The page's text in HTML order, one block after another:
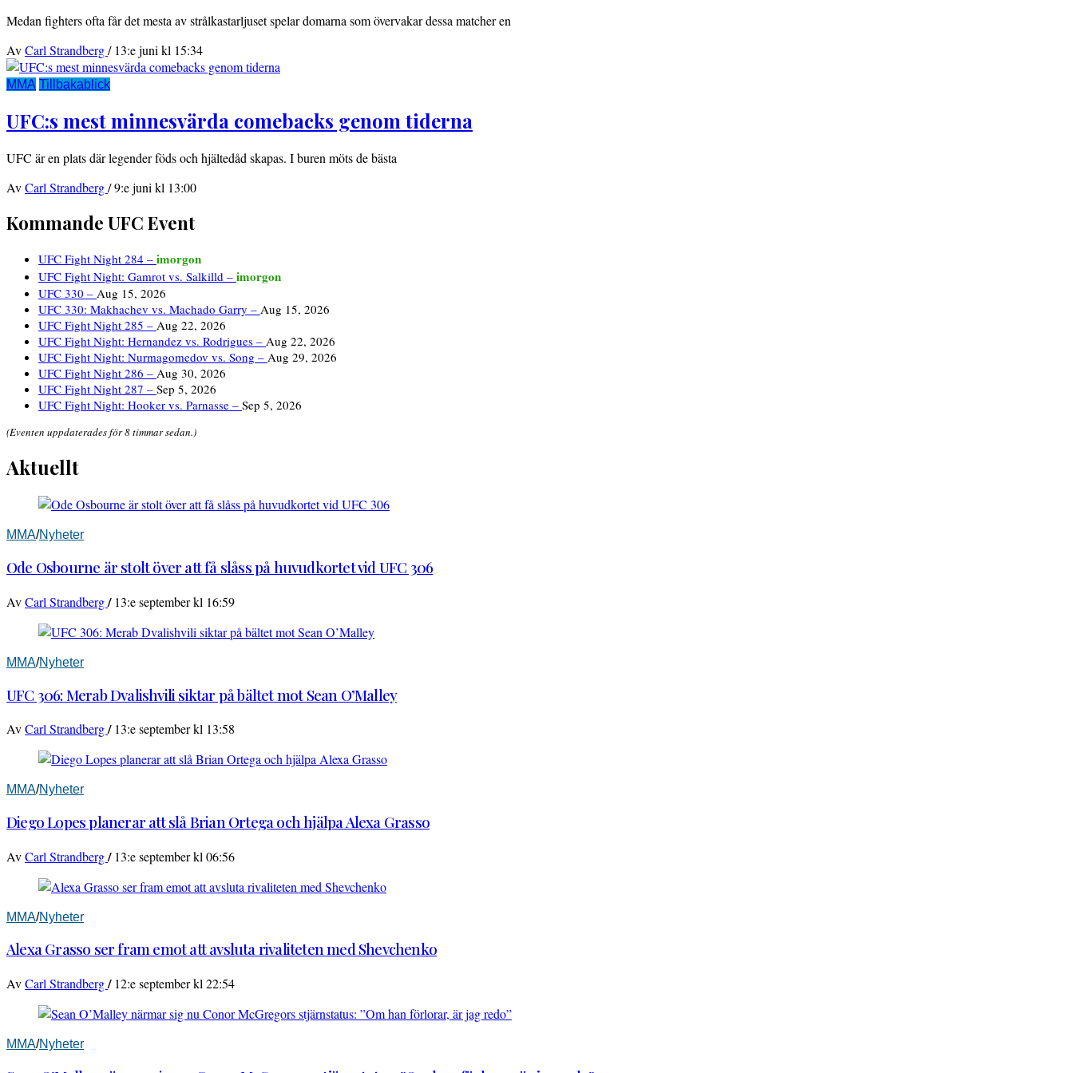
Medan fighters ofta får det mesta av strålkastarljuset spelar domarna som övervakar dessa matcher en
AvCarl Strandberg/ 13:e juni kl 15:34
MMA Tillbakablick
UFC:s mest minnesvärda comebacks genom tiderna
UFC är en plats där legender föds och hjältedåd skapas. I buren möts de bästa
AvCarl Strandberg/9:e juni kl 13:00
Kommande UFC Event
UFC Fight Night 284 – imorgon
UFC Fight Night: Gamrot vs. Salkilld – imorgon
UFC 330 – Aug 15, 2026
UFC 330: Makhachev vs. Machado Garry – Aug 15, 2026
UFC Fight Night 285 – Aug 22, 2026
UFC Fight Night: Hernandez vs. Rodrigues – Aug 22, 2026
UFC Fight Night: Nurmagomedov vs. Song – Aug 29, 2026
UFC Fight Night 286 – Aug 30, 2026
UFC Fight Night 287 – Sep 5, 2026
UFC Fight Night: Hooker vs. Parnasse – Sep 5, 2026
(Eventen uppdaterades för 8 timmar sedan.)
Aktuellt
MMA/Nyheter
Ode Osbourne är stolt över att få slåss på huvudkortet vid UFC 306
AvCarl Strandberg/ 13:e september kl 16:59
MMA/Nyheter
UFC 306: Merab Dvalishvili siktar på bältet mot Sean O’Malley
AvCarl Strandberg/ 13:e september kl 13:58
MMA/Nyheter
Diego Lopes planerar att slå Brian Ortega och hjälpa Alexa Grasso
AvCarl Strandberg/ 13:e september kl 06:56
MMA/Nyheter
Alexa Grasso ser fram emot att avsluta rivaliteten med Shevchenko
AvCarl Strandberg/ 12:e september kl 22:54
MMA/Nyheter